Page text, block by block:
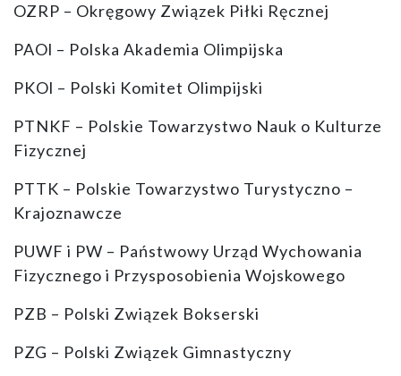
OZRP – Okręgowy Związek Piłki Ręcznej
PAOl – Polska Akademia Olimpijska
PKOl – Polski Komitet Olimpijski
PTNKF – Polskie Towarzystwo Nauk o Kulturze
Fizycznej
PTTK – Polskie Towarzystwo Turystyczno –
Krajoznawcze
PUWF i PW – Państwowy Urząd Wychowania
Fizycznego i Przysposobienia Wojskowego
PZB – Polski Związek Bokserski
PZG – Polski Związek Gimnastyczny